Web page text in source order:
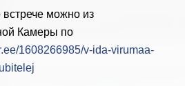
можно из
Камеры по
1608266985/v-ida-virumaa-